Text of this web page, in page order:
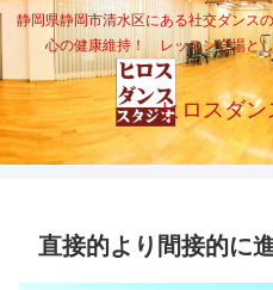
静岡県静岡市清水区にある社交ダンス
心の健康維持！ レッスン会場と
ヒロスダン
直接的より間接的に